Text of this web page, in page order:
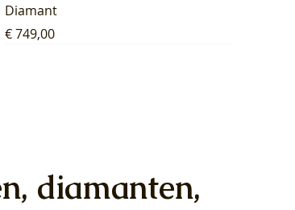
Diamant
Prijs
€ 749,00
diamanten,